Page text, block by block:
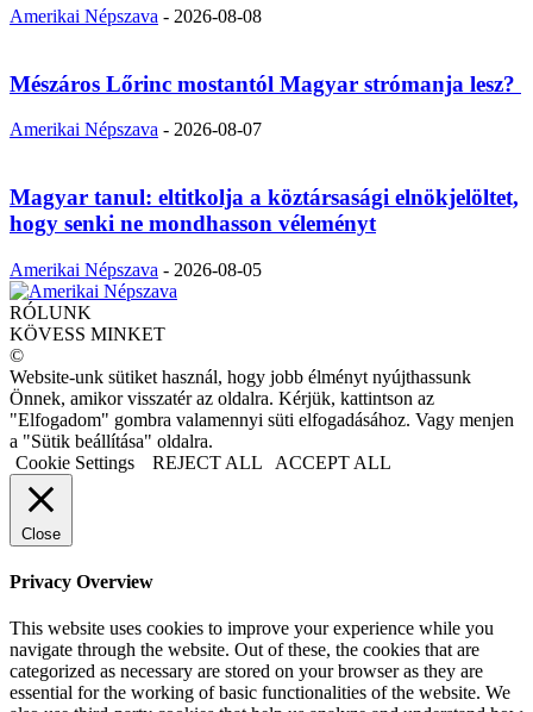
Amerikai Népszava - 2026-08-08
Mészáros Lőrinc mostantól Magyar strómanja lesz?
Amerikai Népszava - 2026-08-07
Magyar tanul: eltitkolja a köztársasági elnökjelöltet,
hogy senki ne mondhasson véleményt
Amerikai Népszava - 2026-08-05
RÓLUNK
KÖVESS MINKET
©
Website-unk sütiket használ, hogy jobb élményt nyújthassunk
Önnek, amikor visszatér az oldalra. Kérjük, kattintson az
"Elfogadom" gombra valamennyi süti elfogadásához. Vagy menjen
a "Sütik beállítása" oldalra.
Cookie Settings
REJECT ALL ACCEPT ALL
Close
Privacy Overview
This website uses cookies to improve your experience while you
navigate through the website. Out of these, the cookies that are
categorized as necessary are stored on your browser as they are
essential for the working of basic functionalities of the website. We